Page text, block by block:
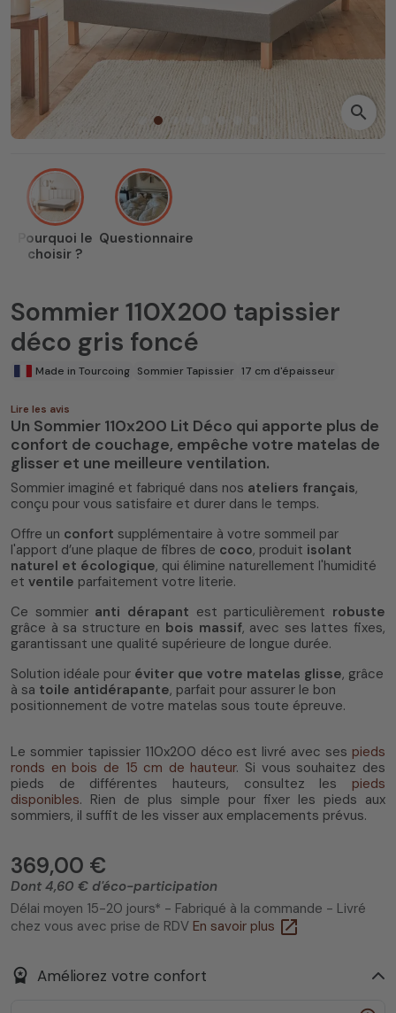
search
Pourquoi le
choisir ?
Questionnaire
Sommier 110X200 tapissier
déco gris foncé
Made in Tourcoing Sommier Tapissier 17 cm d'épaisseur
Lire les avis
Un Sommier 110x200 Lit Déco qui apporte plus de
confort de couchage, empêche votre matelas de
glisser et une meilleure ventilation.
Sommier imaginé et fabriqué dans nos ateliers français,
conçu pour vous satisfaire et durer dans le temps.
Offre un confort supplémentaire à votre sommeil par
l'apport d’une plaque de fibres de coco, produit isolant
naturel et écologique, qui élimine naturellement l'humidité
et ventile parfaitement votre literie.
Ce sommier anti dérapant est particulièrement robuste
grâce à sa structure en bois massif, avec ses lattes fixes,
garantissant une qualité supérieure de longue durée.
Solution idéale pour éviter que votre matelas glisse, grâce
à sa toile antidérapante, parfait pour assurer le bon
positionnement de votre matelas sous toute épreuve.
Le sommier tapissier 110x200 déco est livré avec ses pieds
ronds en bois de 15 cm de hauteur. Si vous souhaitez des
pieds de différentes hauteurs, consultez les pieds
disponibles. Rien de plus simple pour fixer les pieds aux
sommiers, il suffit de les visser aux emplacements prévus.
369,00 €
Dont 4,60 € d'éco-participation
Délai moyen 15-20 jours* - Fabriqué à la commande - Livré
chez vous avec prise de RDV En savoir plus open_in_new
workspace_premium Améliorez votre confort